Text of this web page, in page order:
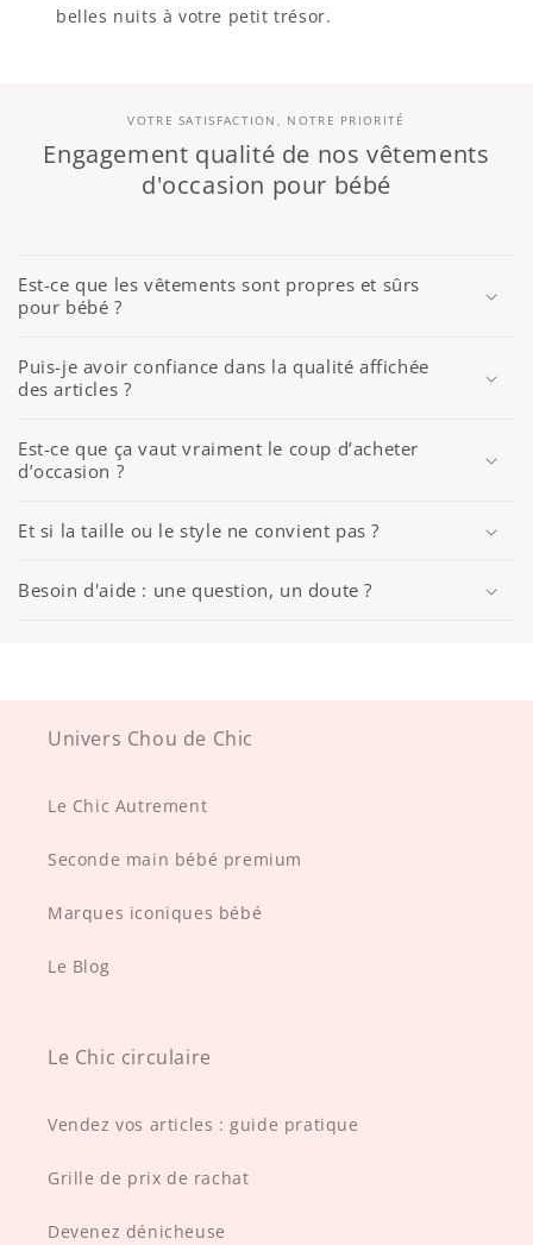
belles nuits à votre petit trésor.
VOTRE SATISFACTION, NOTRE PRIORITÉ
Engagement qualité de nos vêtements
d'occasion pour bébé
Est-ce que les vêtements sont propres et sûrs
pour bébé ?
Puis-je avoir confiance dans la qualité affichée
des articles ?
Est-ce que ça vaut vraiment le coup d’acheter
d’occasion ?
Et si la taille ou le style ne convient pas ?
Besoin d'aide : une question, un doute ?
Univers Chou de Chic
Le Chic Autrement
Seconde main bébé premium
Marques iconiques bébé
Le Blog
Le Chic circulaire
Vendez vos articles : guide pratique
Grille de prix de rachat
Devenez dénicheuse